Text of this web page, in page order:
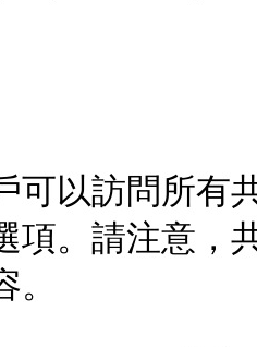
可以訪問所有
項。請注意，